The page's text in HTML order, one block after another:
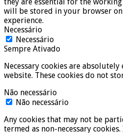
they are essential for the
will be stored in your browser
experience.
Necessário
Necessário
Sempre Ativado
Necessary cookies are
website. These cookies do not
Não necessário
Não necessário
Any cookies that may not be
termed as non-necessary